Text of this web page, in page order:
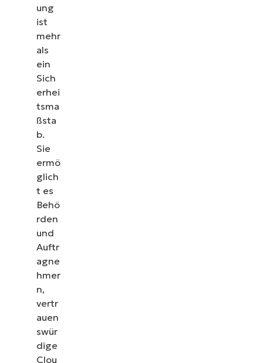
ung
ist
mehr
als
ein
Sich
erhei
tsma
ßsta
b.
Sie
ermö
glich
t es
Behö
rden
und
Auftr
agne
hmer
n,
vertr
auen
swür
dige
Clou
Sehen Sie NinjaOne in
Sehen Sie sich unsere On-Demand-Demos an und